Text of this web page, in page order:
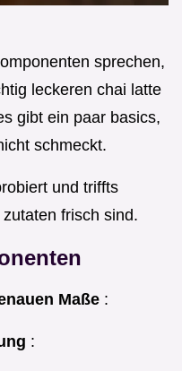
sprechen,
leckeren chai latte
gibt ein paar basics,
schmeckt.
und triffts
frisch sind.
Maße :
: